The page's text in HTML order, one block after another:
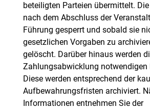
beteiligten Parteien übermittelt.
nach dem Abschluss der
Führung gesperrt und sobald sie
gesetzlichen Vorgaben zu
gelöscht. Darüber hinaus werden
Zahlungsabwicklung notwendigen
Diese werden entsprechend der
Aufbewahrungsfristen archiviert.
Informationen entnehmen Sie der